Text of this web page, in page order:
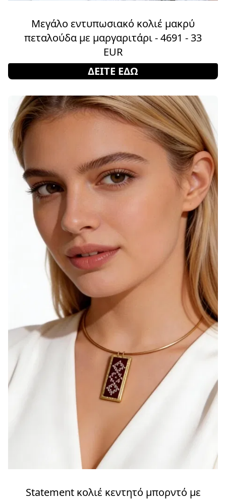
Μεγάλο εντυπωσιακό κολιέ μακρύ
πεταλούδα με μαργαριτάρι - 4691 - 33
EUR
ΔΕΙΤΕ ΕΔΩ
Statement κολιέ κεντητό μπορντό με